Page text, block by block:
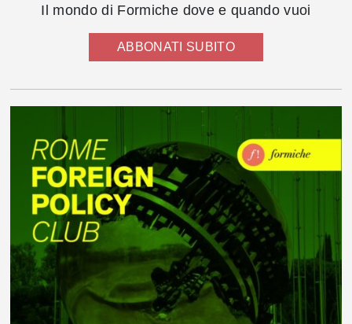
Il mondo di Formiche dove e quando vuoi
ABBONATI SUBITO